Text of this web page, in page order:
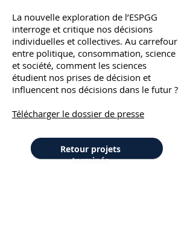
La nouvelle exploration de l’ESPGG
interroge et critique nos décisions
individuelles et collectives. Au carrefour
entre politique, consommation, science
et société, comment les sciences
étudient nos prises de décision et
influencent nos décisions dans le futur ?
Télécharger le dossier de presse
Retour projets
terminés